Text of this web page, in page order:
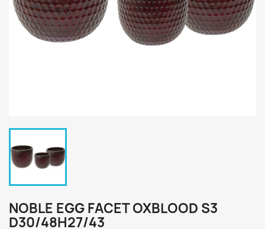
NOBLE EGG FACET OXBLOOD S3
D30/48H27/43